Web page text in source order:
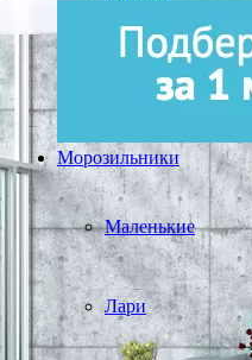
Морозильники
Маленькие
Лари